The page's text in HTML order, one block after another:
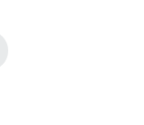
担とさせていただ
内 購入履歴画面に